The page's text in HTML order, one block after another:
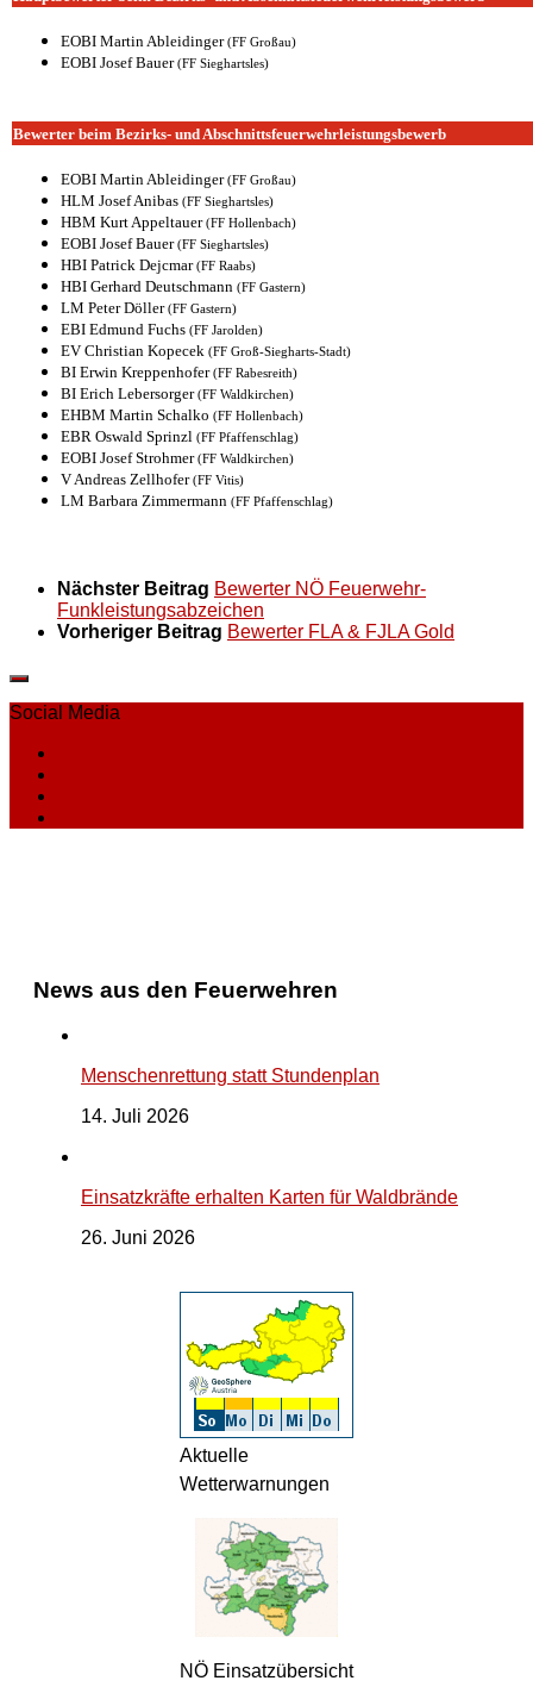
EOBI Martin Ableidinger(FF Großau)
EOBI Josef Bauer(FF Sieghartsles)
Bewerter beim Bezirks- und Abschnittsfeuerwehrleistungsbewerb
EOBI Martin Ableidinger(FF Großau)
HLM Josef Anibas (FF Sieghartsles)
HBM Kurt Appeltauer(FF Hollenbach)
EOBI Josef Bauer(FF Sieghartsles)
HBI Patrick Dejcmar(FF Raabs)
HBI Gerhard Deutschmann (FF Gastern)
LM Peter Döller(FF Gastern)
EBI Edmund Fuchs (FF Jarolden)
EV Christian Kopecek (FF Groß-Siegharts-Stadt)
BI Erwin Kreppenhofer(FF Rabesreith)
BI Erich Lebersorger(FF Waldkirchen)
EHBM Martin Schalko (FF Hollenbach)
EBR Oswald Sprinzl (FF Pfaffenschlag)
EOBI Josef Strohmer(FF Waldkirchen)
V Andreas Zellhofer(FF Vitis)
LM Barbara Zimmermann (FF Pfaffenschlag)
Nächster Beitrag Bewerter NÖ Feuerwehr-
Funkleistungsabzeichen
Vorheriger Beitrag Bewerter FLA & FJLA Gold
Social Media
News aus den Feuerwehren
Menschenrettung statt Stundenplan
14. Juli 2026
Einsatzkräfte erhalten Karten für Waldbrände
26. Juni 2026
Aktuelle
Wetterwarnungen
NÖ Einsatzübersicht